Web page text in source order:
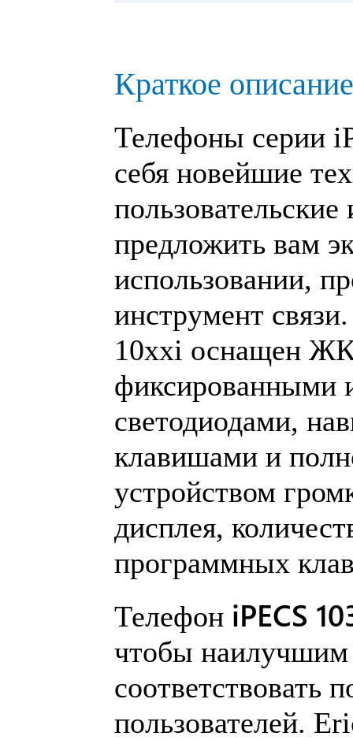
Краткое
Телефоны серии
себя новейшие
предложить вам
использовании,
инструмент
10xxi оснащен
фиксированными
светодиодами,
клавишами и
устройством
дисплея,
программных
Телефон iPECS
чтобы наилучшим
соответствовать
пользователей.